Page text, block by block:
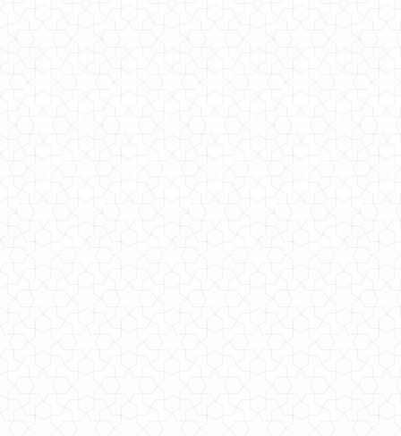
Довга шовкова спідниця
670.00грн.
900.00грн.